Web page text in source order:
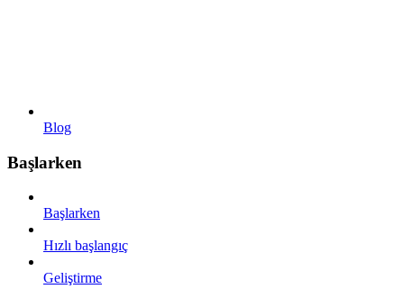
Blog
Başlarken
Başlarken
Hızlı başlangıç
Geliştirme